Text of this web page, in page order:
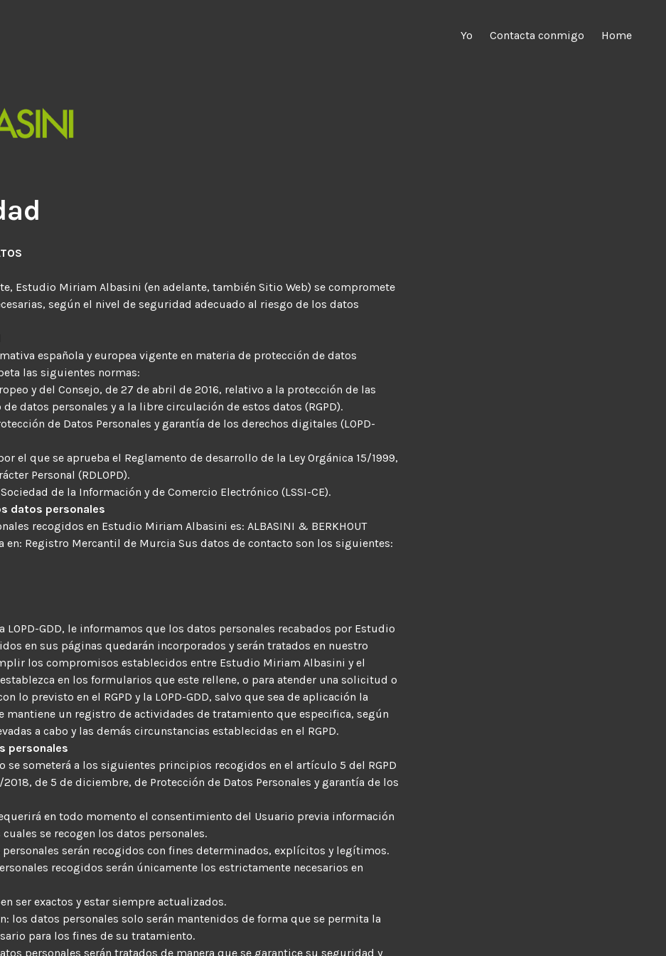
Yo Contacta conmigo Home
Estudio Miriam Albasini (en adelante, también Sitio Web) se compromete
según el nivel de seguridad adecuado al riesgo de los datos
española y europea vigente en materia de protección de datos
las siguientes normas:
y del Consejo, de 27 de abril de 2016, relativo a la protección de las
datos personales y a la libre circulación de estos datos (RGPD).
de Datos Personales y garantía de los derechos digitales (LOPD-
el que se aprueba el Reglamento de desarrollo de la Ley Orgánica 15/1999,
Personal (RDLOPD).
de la Información y de Comercio Electrónico (LSSI-CE).
datos personales
recogidos en Estudio Miriam Albasini es: ALBASINI & BERKHOUT
en: Registro Mercantil de Murcia Sus datos de contacto son los siguientes:
GDD, le informamos que los datos personales recabados por Estudio
en sus páginas quedarán incorporados y serán tratados en nuestro
los compromisos establecidos entre Estudio Miriam Albasini y el
en los formularios que este rellene, o para atender una solicitud o
previsto en el RGPD y la LOPD-GDD, salvo que sea de aplicación la
mantiene un registro de actividades de tratamiento que especifica, según
a cabo y las demás circunstancias establecidas en el RGPD.
personales
someterá a los siguientes principios recogidos en el artículo 5 del RGPD
de 5 de diciembre, de Protección de Datos Personales y garantía de los
en todo momento el consentimiento del Usuario previa información
se recogen los datos personales.
serán recogidos con fines determinados, explícitos y legítimos.
recogidos serán únicamente los estrictamente necesarios en
ser exactos y estar siempre actualizados.
los datos personales solo serán mantenidos de forma que se permita la
para los fines de su tratamiento.
personales serán tratados de manera que se garantice su seguridad y